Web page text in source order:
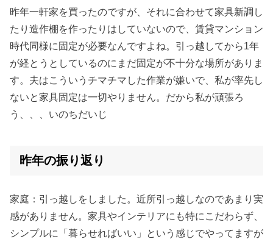
昨年一軒家を買ったのですが、それに合わせて家具新調し
たり造作棚を作ったりはしていないので、賃貸マンション
時代同様に固定が必要なんですよね。引っ越してから1年
が経とうとしているのにまだ固定が不十分な場所がありま
す。夫はこういうチマチマした作業が嫌いで、私が率先し
ないと家具固定は一切やりません。だから私が頑張ろ
う、、、いのちだいじ
昨年の振り返り
家庭：引っ越しをしました。近所引っ越しなのであまり実
感がありません。家具やインテリアにも特にこだわらず、
シンプルに「暮らせればいい」という感じでやってますが